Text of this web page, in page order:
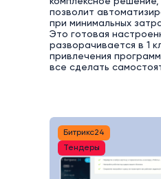
позволит
при минимальных
Это готовая
разворачивается в 1
привлечения
все сделать
Битрикс24
Тендеры